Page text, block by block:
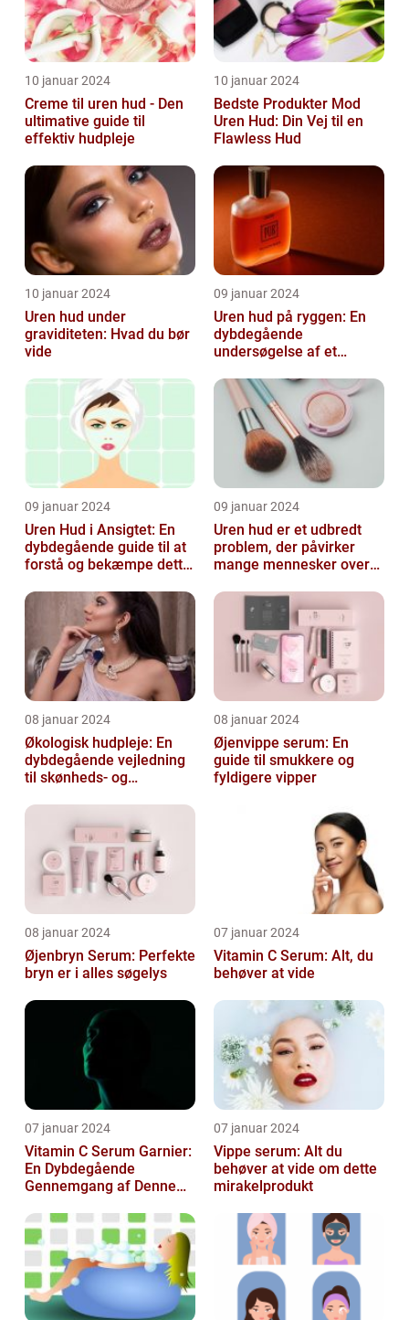
10 januar 2024
Creme til uren hud - Den
ultimative guide til
effektiv hudpleje
10 januar 2024
Bedste Produkter Mod
Uren Hud: Din Vej til en
Flawless Hud
10 januar 2024
Uren hud under
graviditeten: Hvad du bør
vide
09 januar 2024
Uren hud på ryggen: En
dybdegående
undersøgelse af et
undertiden overset
skønhedspr...
09 januar 2024
Uren Hud i Ansigtet: En
dybdegående guide til at
forstå og bekæmpe dette
09 januar 2024
Uren hud er et udbredt
problem, der påvirker
mange mennesker over
08 januar 2024
Økologisk hudpleje: En
dybdegående vejledning
til skønheds- og
08 januar 2024
Øjenvippe serum: En
guide til smukkere og
fyldigere vipper
08 januar 2024
Øjenbryn Serum: Perfekte
bryn er i alles søgelys
07 januar 2024
Vitamin C Serum: Alt, du
behøver at vide
07 januar 2024
Vitamin C Serum Garnier:
En Dybdegående
Gennemgang af Denne
Kosmetikfavorit
07 januar 2024
Vippe serum: Alt du
behøver at vide om dette
mirakelprodukt